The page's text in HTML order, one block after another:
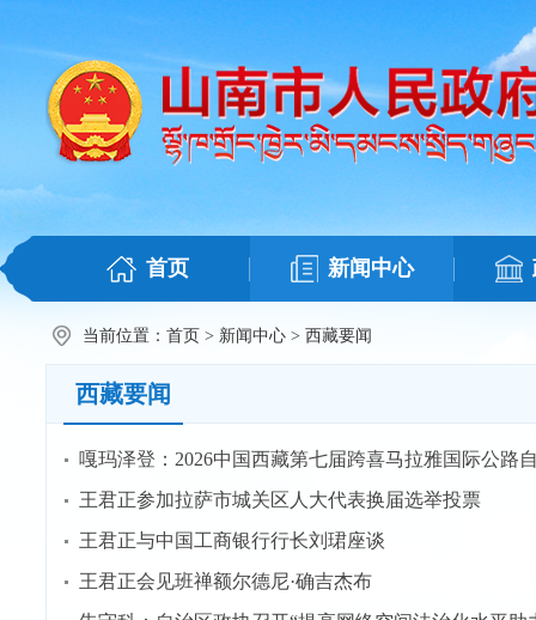
首页 新闻中心
当前位置： 首页 > 新闻中心 > 西藏要闻
西藏要闻
嘎玛泽登：2026中国西藏第七届跨喜马拉雅国际公路
​王君正参加拉萨市城关区人大代表换届选举投票
王君正与中国工商银行行长刘珺座谈
王君正会见班禅额尔德尼·确吉杰布